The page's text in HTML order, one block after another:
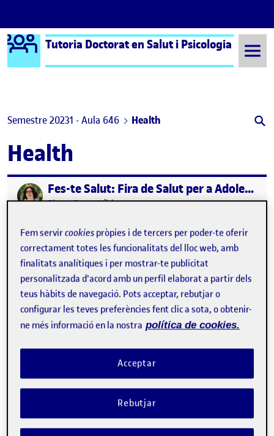
Saltar al contingut
Logo Ágora
Tutoria Doctorat en Salut i Psicologia
Semestre 20231 - Aula 646 Health
Health
Publicat per Fes-te Salut: Fira de Salut per a Adolescents a la Catalunya Central
Publicat per
Blanca Torras Vilches
El 25 d’abril vaig assistir a Fes-te salut, la primera fira de salut i
benestar orientada específicament a adolescents de la
Fem servircookies pròpies i de tercers per poder-te oferir
correctament totes les funcionalitats del lloc web, amb
finalitats analítiques i per mostrar-te publicitat
personalitzada d'acord amb un perfil elaborat a partir dels
teus hàbits de navegació. Pots acceptar, rebutjar o
configurar les teves preferències fent clic a sota, o obtenir-
ne més informació en la nostra política de cookies.
Rebutjar
Acceptar